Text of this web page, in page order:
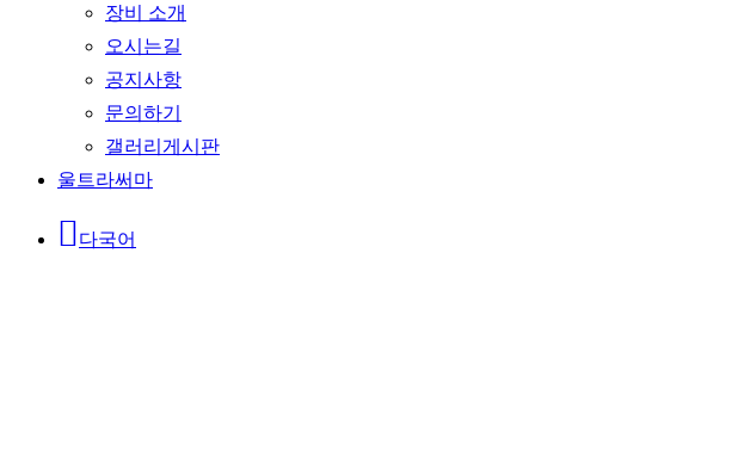
장비 소개
오시는길
공지사항
문의하기
갤러리게시판
울트라써마
다국어